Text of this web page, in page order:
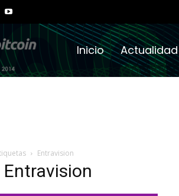
Inicio Actualidad
Entravision
Entravision